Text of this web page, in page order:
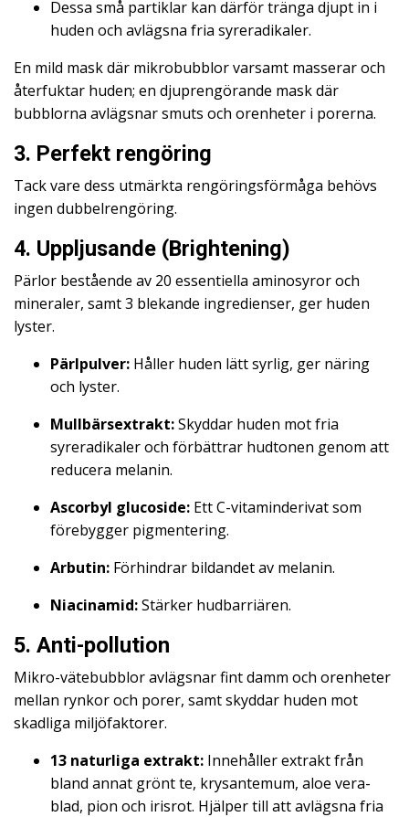
Dessa små partiklar kan därför tränga djupt in i
huden och avlägsna fria syreradikaler.
En mild mask där mikrobubblor varsamt masserar och
återfuktar huden; en djuprengörande mask där
bubblorna avlägsnar smuts och orenheter i porerna.
3. Perfekt rengöring
Tack vare dess utmärkta rengöringsförmåga behövs
ingen dubbelrengöring.
4. Uppljusande (Brightening)
Pärlor bestående av 20 essentiella aminosyror och
mineraler, samt 3 blekande ingredienser, ger huden
lyster.
Pärlpulver: Håller huden lätt syrlig, ger näring
och lyster.
Mullbärsextrakt:Skyddar huden mot fria
syreradikaler och förbättrar hudtonen genom att
reducera melanin.
Ascorbyl glucoside: Ett C-vitaminderivat som
förebygger pigmentering.
Arbutin: Förhindrar bildandet av melanin.
Niacinamid:Stärker hudbarriären.
5. Anti-pollution
Mikro-vätebubblor avlägsnar fint damm och orenheter
mellan rynkor och porer, samt skyddar huden mot
skadliga miljöfaktorer.
13 naturliga extrakt: Innehåller extrakt från
bland annat grönt te, krysantemum, aloe vera-
blad, pion och irisrot. Hjälper till att avlägsna fria